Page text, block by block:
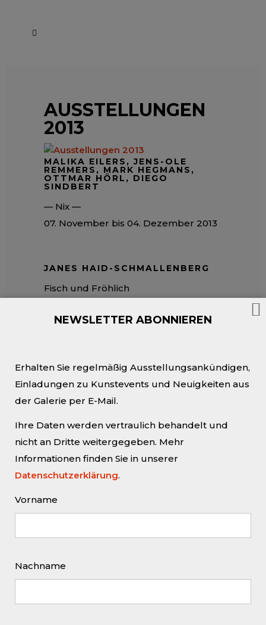
AUSSTELLUNGEN
2013
MALIKA EILERS, JENS-OLE
REMMERS, MARK HEGMANS,
OTTMAR HÖRL, DIEGO
SINDBERT
— Nix —
07. November bis 04. Dezember 2013
JANES HAID-SCHMALLENBERG
Fisch und Fröhlich
WEEK 2013
Elisa Ewert, Jens-Ole Remmers, Julius
Dörner, Bodo Rott, Janes Haid-
Schmallenberg, Volker Nikel und
Johannes Oberthür
17. bis 22. September 2013
URSULA HANKE-FÖRSTER UND
DIE PREISTRÄGER DER
STIFTUNG URSULA HANKE-
Rastetter
NEWSLETTER ABONNIEREN
Erhalten Sie regelmäßig Ausstellungsankündigen,
Einladungen zu Kunstevents und Neuigkeiten aus
der Galerie per E-Mail.
Ihre Daten werden vertraulich behandelt und
nicht an Dritte weitergegeben. Mehr
Informationen finden Sie in unserer
Datenschutzerklärung.
Vorname
Nachname